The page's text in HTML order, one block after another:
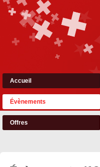
Accueil
Évènements
Offres